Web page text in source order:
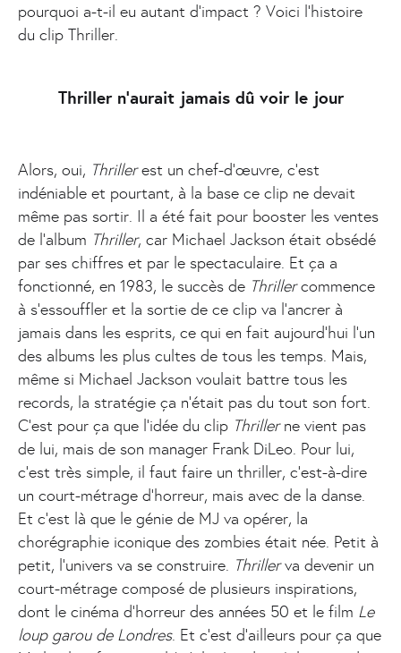
pourquoi a-t-il eu autant d’impact ? Voici l’histoire
du clip Thriller.
Thriller n’aurait jamais dû voir le jour
Alors, oui, Thrillerest un chef-d'œuvre, c’est
indéniable et pourtant, à la base ce clip ne devait
même pas sortir. Il a été fait pour booster les ventes
de l’album Thriller, car Michael Jackson était obsédé
par ses chiffres et par le spectaculaire. Et ça a
fonctionné, en 1983, le succès de Thrillercommence
à s’essouffler et la sortie de ce clip va l’ancrer à
jamais dans les esprits, ce qui en fait aujourd’hui l’un
des albums les plus cultes de tous les temps. Mais,
même si Michael Jackson voulait battre tous les
records, la stratégie ça n’était pas du tout son fort.
C’est pour ça que l’idée du clip Thrillerne vient pas
de lui, mais de son manager Frank DiLeo. Pour lui,
c’est très simple, il faut faire un thriller, c’est-à-dire
un court-métrage d’horreur, mais avec de la danse.
Et c’est là que le génie de MJ va opérer, la
chorégraphie iconique des zombies était née. Petit à
petit, l’univers va se construire. Thrillerva devenir un
court-métrage composé de plusieurs inspirations,
dont le cinéma d’horreur des années 50 et le film Le
loup garou de Londres. Et c’est d’ailleurs pour ça que